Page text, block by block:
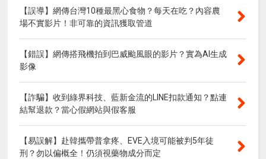
【誤導】網傳台灣10種最黑心食物？每天在吃？內容農
場不實影片！非可靠的資訊獲取管道
【錯誤】網傳搭飛機拍到巴威颱風眼的影片？實為AI生成
影像
【詐騙】收到綠界科技、藍新金流的LINE扣款通知？點連
結幫退款？當心假網站與假客服
【易誤解】赴韓攜帶普拿疼、EVE入境可能被判5年徒
刑？勿以偏概全！仍須視藥物成分而定